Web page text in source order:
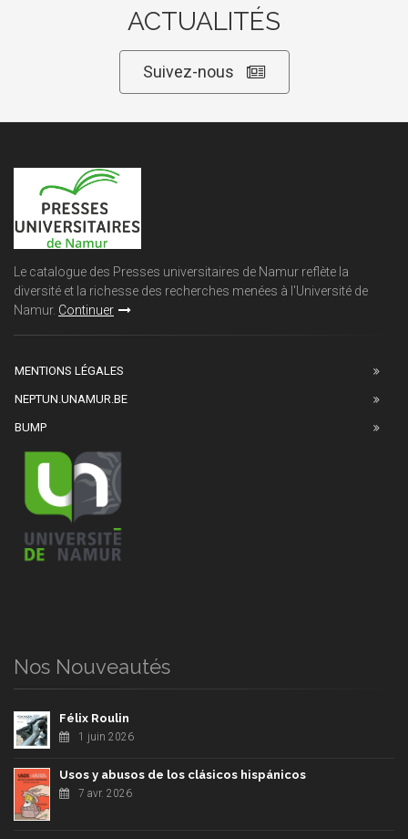
ACTUALITÉS
Suivez-nous
Le catalogue des Presses universitaires de Namur reflète la
diversité et la richesse des recherches menées à l'Université de
Namur. Continuer
MENTIONS LÉGALES
NEPTUN.UNAMUR.BE
BUMP
Nos Nouveautés
Félix Roulin
1 juin 2026
Usos y abusos de los clásicos hispánicos
7 avr. 2026